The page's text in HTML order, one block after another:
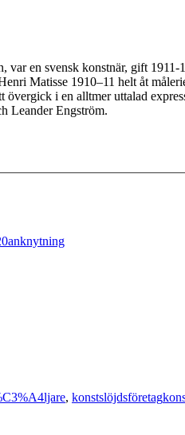
en svensk konstnär, gift
Matisse 1910–11 helt åt
i en alltmer uttalad
Leander Engström.
, konstslöjdsföretag